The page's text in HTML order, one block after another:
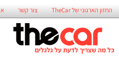
החזון הארגוני של TheCar צור קשר